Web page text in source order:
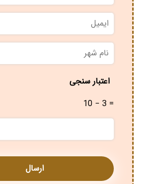
ایمیل
نام
شهر *
اعتبار سنجی
10 − 3 =